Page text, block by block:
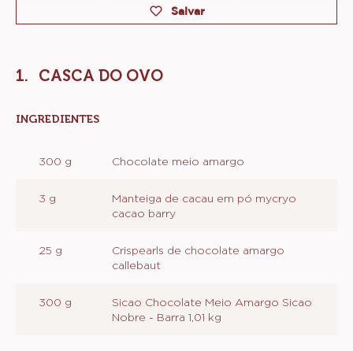
Salvar
CASCA DO OVO
INGREDIENTES
OVO
300 g Chocolate meio amargo
3 g
Manteiga de cacau em pó mycryo
cacao barry
25 g
Crispearls de chocolate amargo
callebaut
300 g
Sicao Chocolate Meio Amargo Sicao
Nobre - Barra 1,01 kg